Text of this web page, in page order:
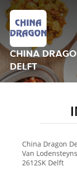
CHINA
DELFT
China Dragon
Van
2612SK Delft